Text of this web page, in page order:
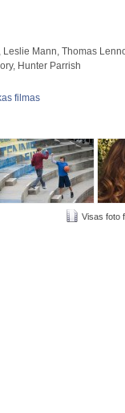
Leslie Mann, Thomas
Hunter Parrish
filmas
Visas foto